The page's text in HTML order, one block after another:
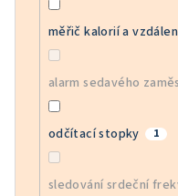
měřič kalorií a
alarm sedavého
odčítací stopky 1
sledování srdeční